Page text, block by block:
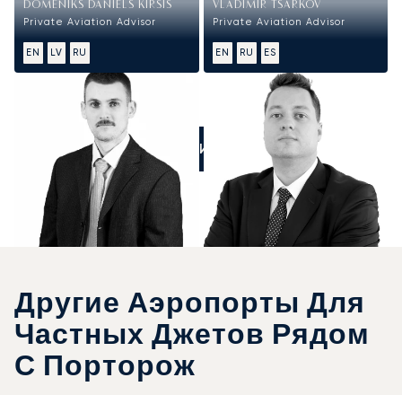
DOMENIKS DANIELS KIRSIS
Private Aviation Advisor
EN LV RU
VLADIMIR TSARKOV
Private Aviation Advisor
EN RU ES
ПОЗВОНИТЕ НАМ
Другие Аэропорты Для
Частных Джетов Рядом
С Порторож